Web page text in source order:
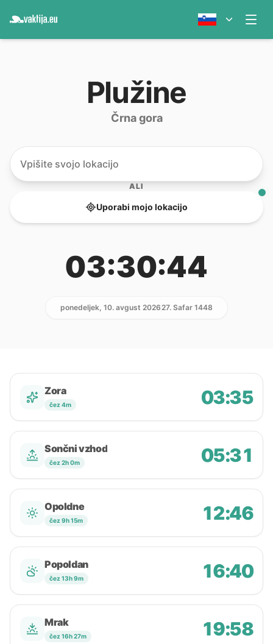
Plužine
Črna gora
ALI
Uporabi mojo lokacijo
03:30:44
ponedeljek, 10. avgust 202627. Safar 1448
Zora
čez 4m 03:35
Sončni vzhod
čez 2h 0m 05:31
Opoldne
čez 9h 15m 12:46
Popoldan
čez 13h 9m 16:40
Mrak
čez 16h 27m 19:58